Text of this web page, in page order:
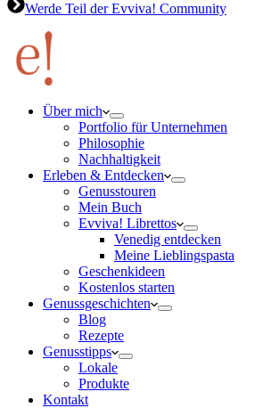
Werde Teil der Evviva! Community
Über mich
Portfolio für Unternehmen
Philosophie
Nachhaltigkeit
Erleben & Entdecken
Genusstouren
Mein Buch
Evviva! Librettos
Venedig entdecken
Meine Lieblingspasta
Geschenkideen
Kostenlos starten
Genussgeschichten
Blog
Rezepte
Genusstipps
Lokale
Produkte
Kontakt